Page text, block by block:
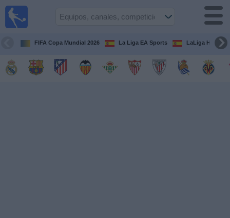
FIFA Copa Mundial 2026 La Liga EA Sports LaLiga
Guía de
Televisados